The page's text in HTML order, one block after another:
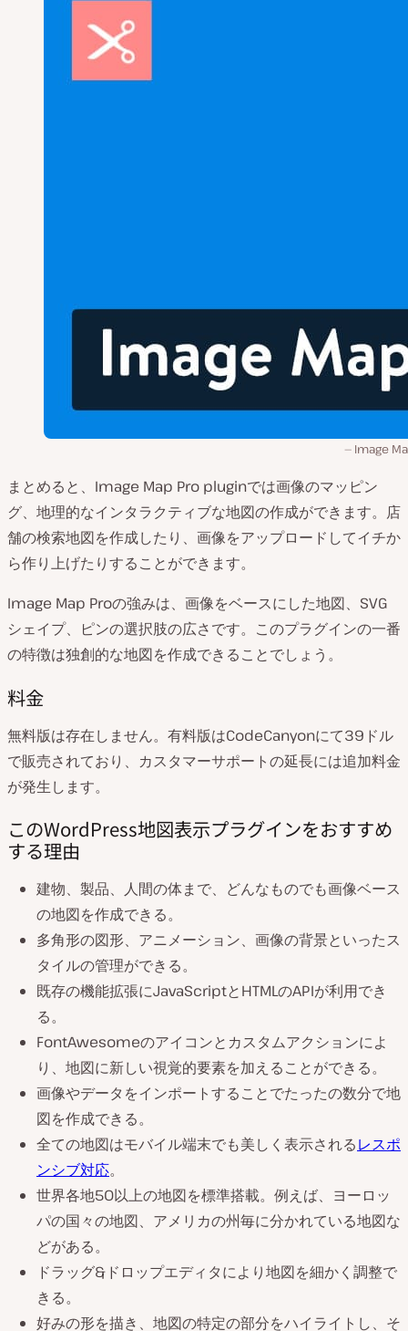
Image
まとめると、Image Map Pro pluginでは画像のマッピン
グ、地理的なインタラクティブな地図の作成ができます。店
舗の検索地図を作成したり、画像をアップロードしてイチか
ら作り上げたりすることができます。
Image Map Proの強みは、画像をベースにした地図、SVG
シェイプ、ピンの選択肢の広さです。このプラグインの一番
の特徴は独創的な地図を作成できることでしょう。
料金
無料版は存在しません。有料版はCodeCanyonにて39ドル
で販売されており、カスタマーサポートの延長には追加料金
が発生します。
このWordPress地図表示プラグインをおすすめ
する理由
建物、製品、人間の体まで、どんなものでも画像ベース
の地図を作成できる。
多角形の図形、アニメーション、画像の背景といったス
タイルの管理ができる。
既存の機能拡張にJavaScriptとHTMLのAPIが利用でき
る。
FontAwesomeのアイコンとカスタムアクションによ
り、地図に新しい視覚的要素を加えることができる。
画像やデータをインポートすることでたったの数分で地
図を作成できる。
全ての地図はモバイル端末でも美しく表示されるレスポ
ンシブ対応。
世界各地50以上の地図を標準搭載。例えば、ヨーロッ
パの国々の地図、アメリカの州毎に分かれている地図な
どがある。
ドラッグ&ドロップエディタにより地図を細かく調整で
きる。
好みの形を描き、地図の特定の部分をハイライトし、そ